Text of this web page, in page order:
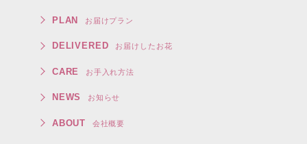
PLAN お届けプラン
DELIVERED お届けしたお花
CARE お手入れ方法
NEWS お知らせ
ABOUT 会社概要